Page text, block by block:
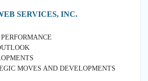
SERVICES, INC.
MOVES AND DEVELOPMENTS